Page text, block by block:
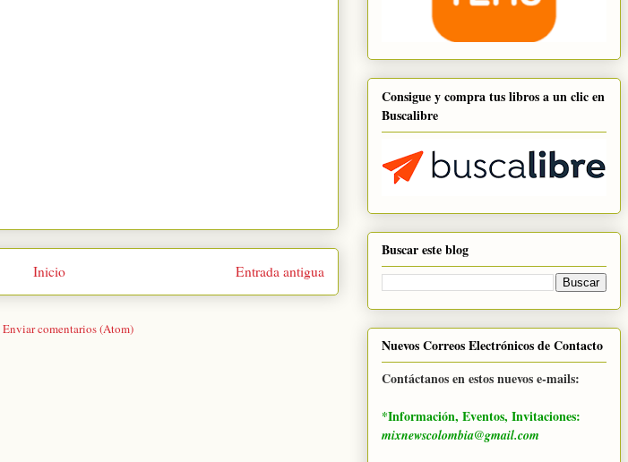
Entrada antigua
Inicio
Enviar comentarios (Atom)
Consigue y compra tus libros a un clic en
Buscalibre
Buscar este blog
Nuevos Correos Electrónicos de Contacto
Contáctanos en estos nuevos e-mails:
*Información, Eventos, Invitaciones:
mixnewscolombia@gmail.com